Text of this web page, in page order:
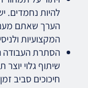
להיות נחמדים.
הערך שאתם
המקצועיות
הסתרת העבודה
שיתוף גלוי
חיכוכים סביב